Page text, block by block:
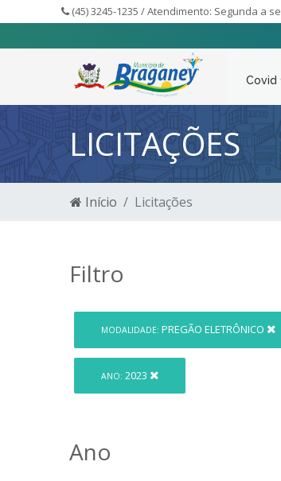
(45) 3245-1235 / Atendimento: Segunda a
Covid
LICITAÇÕES
Início Licitações
Filtro
MODALIDADE: PREGÃO ELETRÔNICO
ANO: 2023
Ano